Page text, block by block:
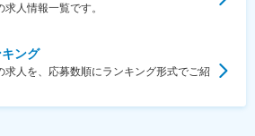
人情報一覧です。
ング
求人を、応募数順にランキング形式でご紹